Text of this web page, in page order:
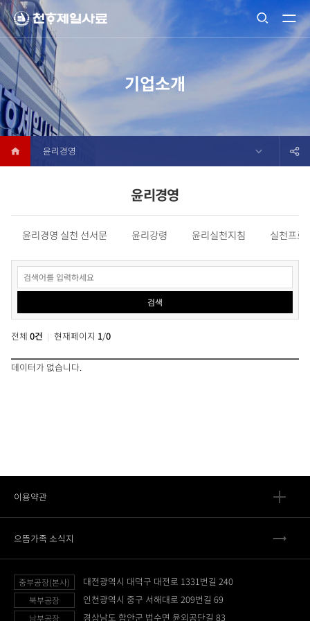
기업소개
윤리경영
윤리경영
윤리경영 실천 선서문 윤리강령 윤리실천지침 실천프로
검색
전체 0건 현재페이지 1/0
데이터가 없습니다.
이용약관
으뜸가족 소식지
중부공장(본사) 대전광역시 대덕구 대전로 1331번길 240
북부공장 인천광역시 중구 서해대로 209번길 69
남부공장 경상남도 함안군 법수면 윤외공단길 83